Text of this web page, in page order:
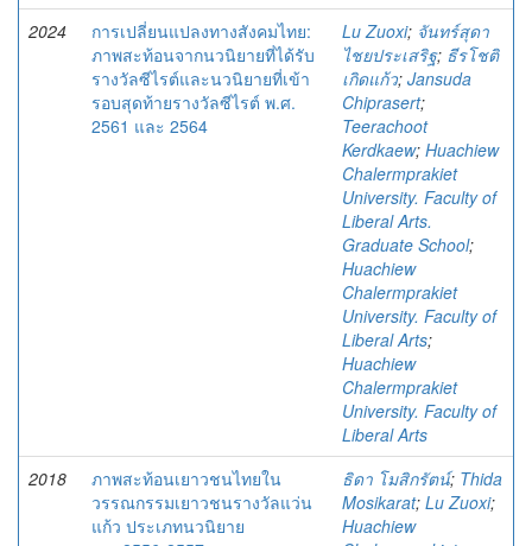
2024
การเปลี่ยนแปลงทางสังคมไทย:
ภาพสะท้อนจากนวนิยายที่ได้รับ
รางวัลซีไรต์และนวนิยายที่เข้า
รอบสุดท้ายรางวัลซีไรต์ พ.ศ.
2561 และ 2564
Lu Zuoxi; จันทร์สุดา
ไชยประเสริฐ; ธีรโชติ
เกิดแก้ว; Jansuda
Chiprasert;
Teerachoot
Kerdkaew; Huachiew
Chalermprakiet
University. Faculty of
Liberal Arts.
Graduate School;
Huachiew
Chalermprakiet
University. Faculty of
Liberal Arts;
Huachiew
Chalermprakiet
University. Faculty of
Liberal Arts
2018
ภาพสะท้อนเยาวชนไทยใน
วรรณกรรมเยาวชนรางวัลแว่น
แก้ว ประเภทนวนิยาย
ธิดา โมสิกรัตน์; Thida
Mosikarat; Lu Zuoxi;
Huachiew